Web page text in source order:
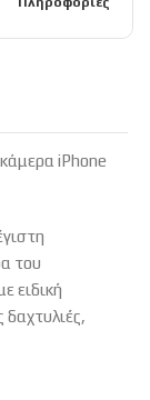
iPhone
του
ειδική